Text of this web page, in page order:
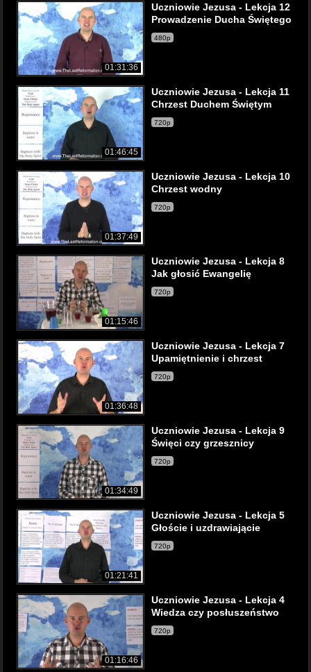
01:31:36
Uczniowie Jezusa - Lekcja 12
Prowadzenie Ducha Świętego
480p
01:46:45
Uczniowie Jezusa - Lekcja 11
Chrzest Duchem Świętym
720p
01:37:49
Uczniowie Jezusa - Lekcja 10
Chrzest wodny
720p
01:15:46
Uczniowie Jezusa - Lekcja 8
Jak głosić Ewangelię
720p
01:36:48
Uczniowie Jezusa - Lekcja 7
Upamiętnienie i chrzest
720p
01:34:49
Uczniowie Jezusa - Lekcja 9
Święci czy grzesznicy
720p
01:21:41
Uczniowie Jezusa - Lekcja 5
Głoście i uzdrawiającie
720p
01:16:46
Uczniowie Jezusa - Lekcja 4
Wiedza czy posłuszeństwo
720p